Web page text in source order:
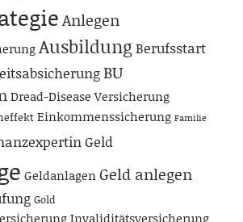
Anlegen
Ausbildung Berufsstart
BU
Dread-Disease Versicherung
Einkommenssicherung Familie
Geld
Geldanlagen Geld anlegen
Gold
Invaliditätsversicherung